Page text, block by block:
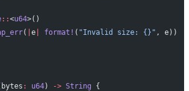
::<u64>()
( e| format! ( "Invalid size: {}" , e))
: u64) -> String {